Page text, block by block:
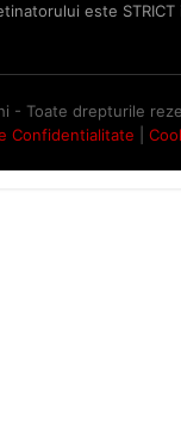
este STRICT
- Toate drepturile
Confidentialitate